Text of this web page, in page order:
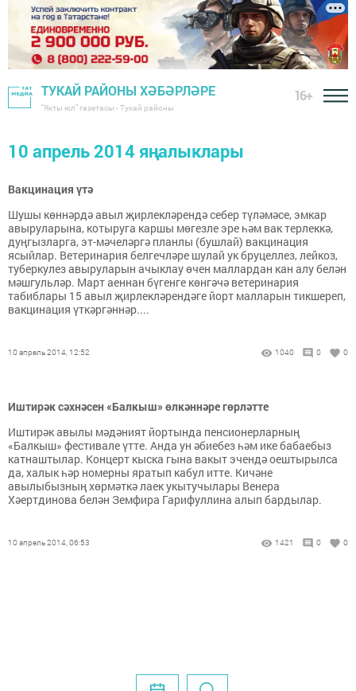
ТУКАЙ РАЙОНЫ ХӘБӘРЛӘРЕ
"Якты юл" газетасы - Тукай районы
16+
10 апрель 2014 яңалыклары
Вакцинация үтә
Шушы көннәрдә авыл җирлекләрендә себер түләмәсе, эмкар
авыруларына, котыруга каршы мөгезле эре һәм вак терлеккә,
дуңгызларга, эт-мәчеләргә планлы (бушлай) вакцинация
ясыйлар. Ветеринария белгечләре шулай ук бруцеллез, лейкоз,
туберкулез авыруларын ачыклау өчен маллардан кан алу белән
мәшгульләр. Март аеннан бүгенге көнгәчә ветеринария
табиблары 15 авыл җирлекләрендәге йорт малларын тикшереп,
вакцинация үткәргәннәр....
10 апрель 2014, 12:52 1040 0 0
Иштирәк сәхнәсен «Балкыш» өлкәннәре гөрләтте
Иштирәк авылы мәдәният йортында пенсионерларның
«Балкыш» фестивале үтте. Анда ун әбиебез һәм ике бабаебыз
катнаштылар. Концерт кыска гына вакыт эчендә оештырылса
да, халык һәр номерны яратып кабул итте. Кичәне
авылыбызның хөрмәткә лаек укытучылары Венера
Хәертдинова белән Земфира Гарифуллина алып бардылар.
10 апрель 2014, 06:53 1421 0 0